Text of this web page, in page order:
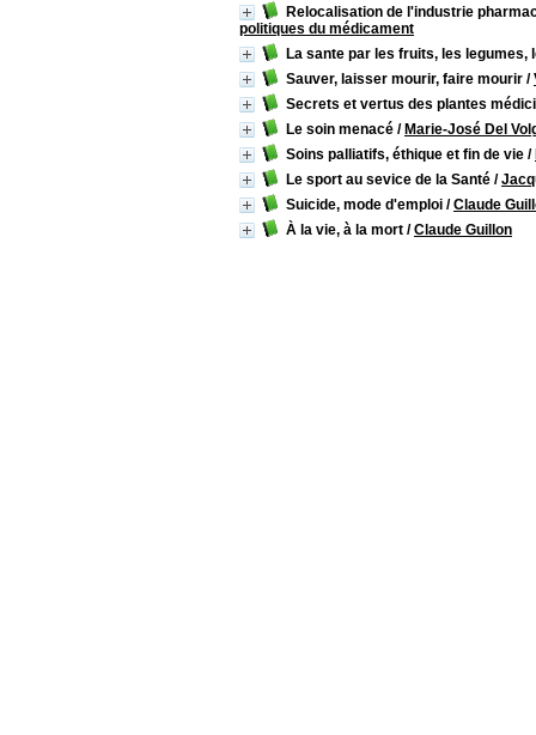
Relocalisation de l'industrie
politiques du médicament
La sante par les fruits, les legumes,
Sauver, laisser mourir, faire mourir /
Secrets et vertus des plantes
Le soin menacé / Marie-José Del
Soins palliatifs, éthique et fin de vie /
Le sport au sevice de la Santé /
Suicide, mode d'emploi /Claude
À la vie, à la mort /Claude Guillon